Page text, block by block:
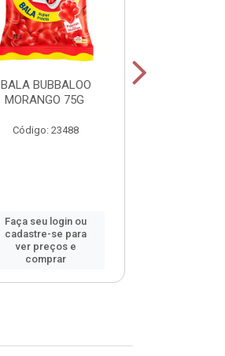
BALA BUBBALOO
MORANGO 75G
Código: 23488
Faça seu login ou
cadastre-se para
ver preços e
comprar